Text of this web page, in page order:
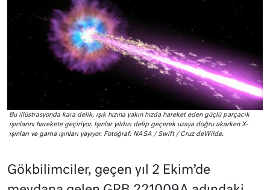
Bu illüstrasyonda kara delik, ışık hızına yakın hızda hareket eden güçlü parçacık
ışınlarını harekete geçiriyor. Işınlar yıldızı delip geçerek uzaya doğru akarken X-
ışınları ve gama ışınları yayıyor. Fotoğraf: NASA / Swift / Cruz deWilde.
Gökbilimciler, geçen yıl 2 Ekim’de